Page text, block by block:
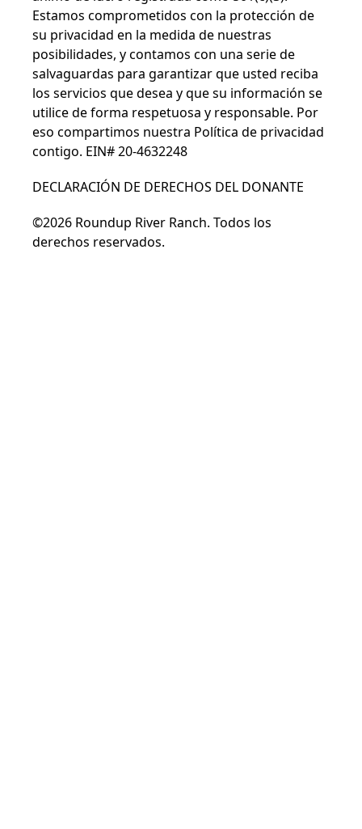
Estamos comprometidos con la protección de
su privacidad en la medida de nuestras
posibilidades, y contamos con una serie de
salvaguardas para garantizar que usted reciba
los servicios que desea y que su información se
utilice de forma respetuosa y responsable. Por
eso compartimos nuestra Política de privacidad
contigo. EIN# 20-4632248
DECLARACIÓN DE DERECHOS DEL DONANTE
©2026 Roundup River Ranch. Todos los
derechos reservados.